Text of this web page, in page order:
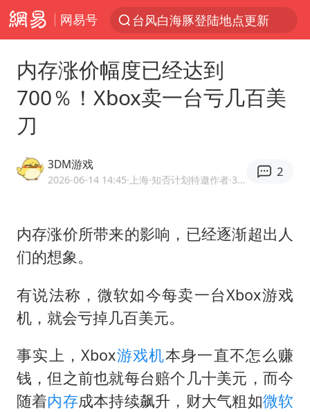
网易号
台风白海豚登陆地点更新
佛得角门将亮相智利俱乐部主场
宇树科技发行价格150.80元/股
五粮液渠道价一箱上涨近百元
U17国足1分钟轰2球
24小时不关空调 电费会更低吗
中国养老床位“三连降”
内存涨价幅度已经达到
700％！Xbox卖一台亏几百美
刀
3DM游戏
2026-06-14 14:45·上海 ·知否计划特邀作者·3DMGAME官方网易号
2
内存涨价所带来的影响，已经逐渐超出人
们的想象。
有说法称，微软如今每卖一台Xbox游戏
机，就会亏掉几百美元。
事实上，Xbox游戏机本身一直不怎么赚
钱，但之前也就每台赔个几十美元，而今
随着内存成本持续飙升，财大气粗如微软